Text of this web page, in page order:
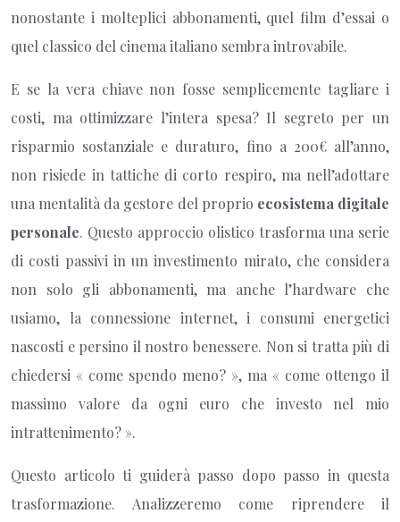
nonostante i molteplici abbonamenti, quel film d’essai o
quel classico del cinema italiano sembra introvabile.
E se la vera chiave non fosse semplicemente tagliare i
costi, ma ottimizzare l’intera spesa? Il segreto per un
risparmio sostanziale e duraturo, fino a 200€ all’anno,
non risiede in tattiche di corto respiro, ma nell’adottare
una mentalità da gestore del proprio ecosistema digitale
personale. Questo approccio olistico trasforma una serie
di costi passivi in un investimento mirato, che considera
non solo gli abbonamenti, ma anche l’hardware che
usiamo, la connessione internet, i consumi energetici
nascosti e persino il nostro benessere. Non si tratta più di
chiedersi « come spendo meno? », ma « come ottengo il
massimo valore da ogni euro che investo nel mio
intrattenimento? ».
Questo articolo ti guiderà passo dopo passo in questa
trasformazione. Analizzeremo come riprendere il